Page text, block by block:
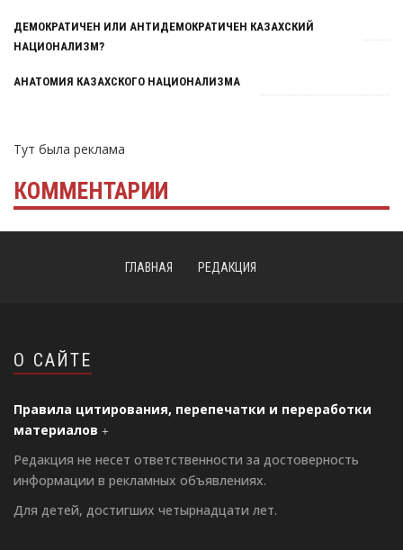
ДЕМОКРАТИЧЕН ИЛИ АНТИДЕМОКРАТИЧЕН КАЗАХСКИЙ
НАЦИОНАЛИЗМ?
АНАТОМИЯ КАЗАХСКОГО НАЦИОНАЛИЗМА
Тут была реклама
КОММЕНТАРИИ
ГЛАВНАЯ РЕДАКЦИЯ
О САЙТЕ
Правила цитирования, перепечатки и переработки
материалов
Редакция не несет ответственности за достоверность
информации в рекламных объявлениях.
Для детей, достигших четырнадцати лет.